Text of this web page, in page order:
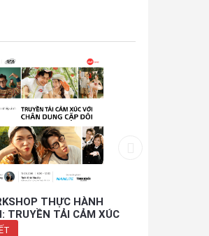
THỰC HÀNH
TRUYỀN TẢI CẢM XÚC
CẶP ĐÔI